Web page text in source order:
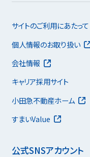
公式SNSアカウント
サイトのご利用にあたって
個人情報のお取り扱い
会社情報
キャリア採用サイト
小田急不動産ホーム
すまいValue